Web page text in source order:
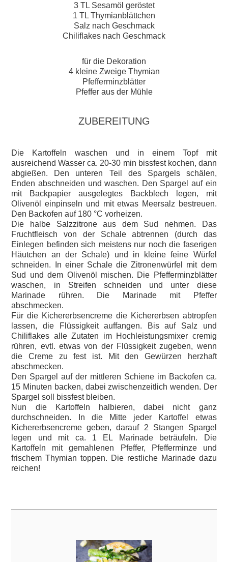
3 TL Sesamöl geröstet
1 TL Thymianblättchen
Salz nach Geschmack
Chiliflakes nach Geschmack
für die Dekoration
4 kleine Zweige Thymian
Pfefferminzblätter
Pfeffer aus der Mühle
ZUBEREITUNG
Die Kartoffeln waschen und in einem Topf mit
ausreichend Wasser ca. 20-30 min bissfest kochen, dann
abgießen. Den unteren Teil des Spargels schälen,
Enden abschneiden und waschen. Den Spargel auf ein
mit Backpapier ausgelegtes Backblech legen, mit
Olivenöl einpinseln und mit etwas Meersalz bestreuen.
Den Backofen auf 180 °C vorheizen.
Die halbe Salzzitrone aus dem Sud nehmen. Das
Fruchtfleisch von der Schale abtrennen (durch das
Einlegen befinden sich meistens nur noch die faserigen
Häutchen an der Schale) und in kleine feine Würfel
schneiden. In einer Schale die Zitronenwürfel mit dem
Sud und dem Olivenöl mischen. Die Pfefferminzblätter
waschen, in Streifen schneiden und unter diese
Marinade rühren. Die Marinade mit Pfeffer
abschmecken.
Für die Kichererbsencreme die Kichererbsen abtropfen
lassen, die Flüssigkeit auffangen. Bis auf Salz und
Chiliflakes alle Zutaten im Hochleistungsmixer cremig
rühren, evtl. etwas von der Flüssigkeit zugeben, wenn
die Creme zu fest ist. Mit den Gewürzen herzhaft
abschmecken.
Den Spargel auf der mittleren Schiene im Backofen ca.
15 Minuten backen, dabei zwischenzeitlich wenden. Der
Spargel soll bissfest bleiben.
Nun die Kartoffeln halbieren, dabei nicht ganz
durchschneiden. In die Mitte jeder Kartoffel etwas
Kichererbsencreme geben, darauf 2 Stangen Spargel
legen und mit ca. 1 EL Marinade beträufeln. Die
Kartoffeln mit gemahlenen Pfeffer, Pfefferminze und
frischem Thymian toppen. Die restliche Marinade dazu
reichen!